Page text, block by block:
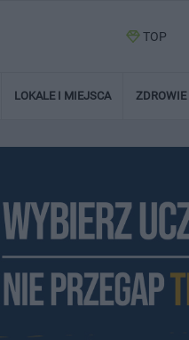
TOP
LOKALE I MIEJSCA ZDROWIE